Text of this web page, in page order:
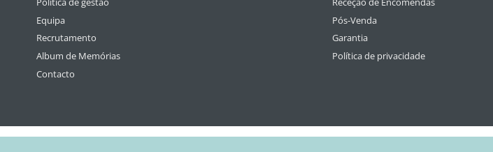
Equipa
Recrutamento
Album de Memórias
Contacto
Pós-Venda
Garantia
Política de privacidade